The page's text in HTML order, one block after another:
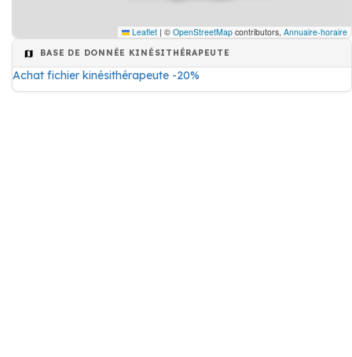
Leaflet | © OpenStreetMap contributors, Annuaire-horaire
BASE DE DONNÉE KINÉSITHÉRAPEUTE
Achat fichier kinésithérapeute -20%